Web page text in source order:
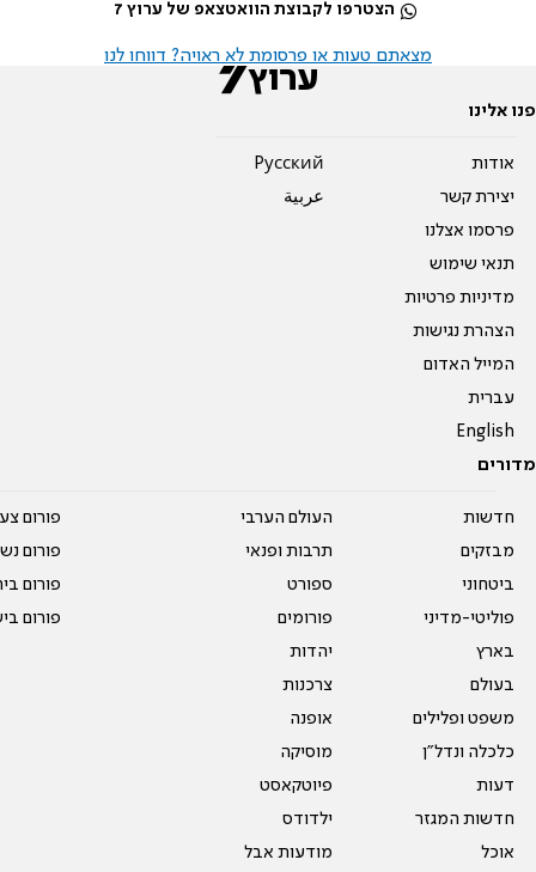
הצטרפו לקבוצת הוואטצאפ של ערוץ 7
מצאתם טעות או פרסומת לא ראויה? דווחו לנו
פנו אלינו
אודות
יצירת קשר
פרסמו אצלנו
תנאי שימוש
מדיניות פרטיות
הצהרת נגישות
המייל האדום
עברית
English
Pусский
عربية
מדורים
חדשות
מבזקים
ביטחוני
פוליטי-מדיני
בארץ
בעולם
משפט ופלילים
כלכלה ונדל"ן
דעות
חדשות המגזר
אוכל
העולם הערבי
תרבות ופנאי
ספורט
פורומים
יהדות
צרכנות
אופנה
מוסיקה
פיוטקאסט
ילדודס
מודעות אבל
פורום
פורום
פורום
פורום